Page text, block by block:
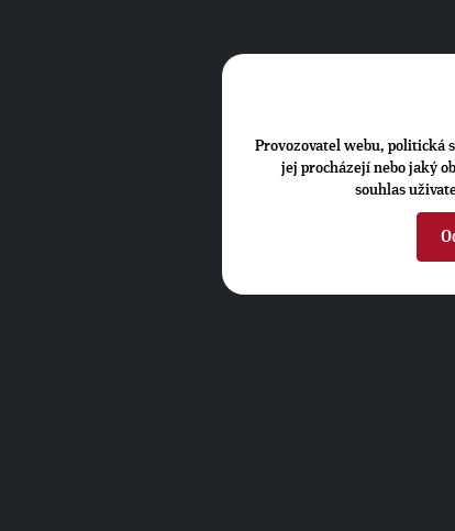
Provozovatel webu, politická
jej procházejí nebo jaký
souhlas